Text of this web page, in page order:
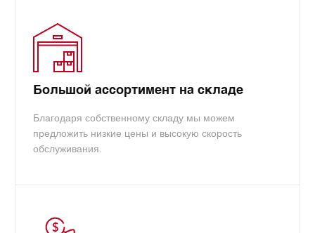
Большой ассортимент на складе
Благодаря собственному складу мы можем
предложить низкие цены и высокую скорость
обслуживания.